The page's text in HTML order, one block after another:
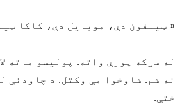
« ټیلفون دې، موبایل دې، کاکا
له سړکه پورې واته. پولیسو ماته
نه شم. شاوخوا مې وکتل. د چاودنې
ختې.